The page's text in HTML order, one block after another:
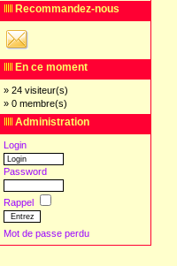
Recommandez-nous
En ce moment
» 24 visiteur(s)
» 0 membre(s)
Administration
Login
Password
Rappel
Mot de passe perdu